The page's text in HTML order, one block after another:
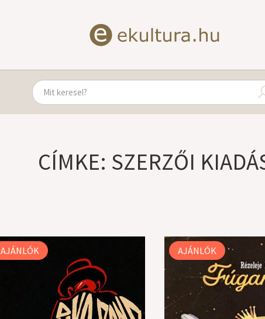
CÍMKE: SZERZŐI
AJÁNLÓK AJÁNLÓK